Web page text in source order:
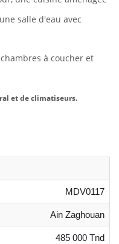
salle d'eau avec
chambres à coucher et
et de climatiseurs.
MDV0117
Ain Zaghouan
485 000 Tnd